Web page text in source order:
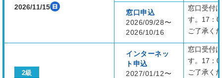
2026/11/15
窓口申込
2026/09/28〜
2026/10/16
窓口受付
す。17：
ご了承く
2級
インターネッ
ト申込
2027/01/12〜
窓口受付
す。17：
ご了承く